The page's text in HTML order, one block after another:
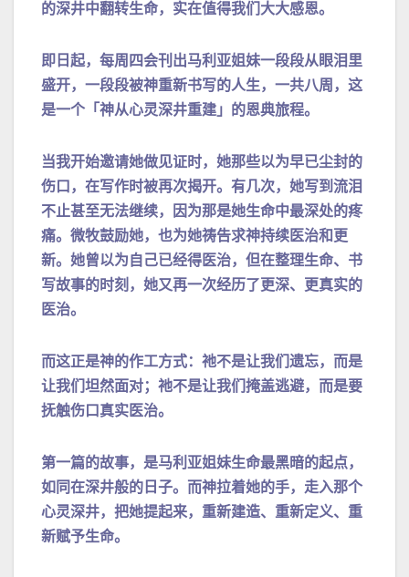
的深井中翻转生命，实在值得我们大大感恩。
即日起，每周四会刊出马利亚姐妹一段段从眼泪里
盛开，一段段被神重新书写的人生，一共八周，这
是一个「神从心灵深井重建」的恩典旅程。
当我开始邀请她做见证时，她那些以为早已尘封的
伤口，在写作时被再次揭开。有几次，她写到流泪
不止甚至无法继续，因为那是她生命中最深处的疼
痛。微牧鼓励她，也为她祷告求神持续医治和更
新。她曾以为自己已经得医治，但在整理生命、书
写故事的时刻，她又再一次经历了更深、更真实的
医治。
而这正是神的作工方式：祂不是让我们遗忘，而是
让我们坦然面对；祂不是让我们掩盖逃避，而是要
抚触伤口真实医治。
第一篇的故事，是马利亚姐妹生命最黑暗的起点，
如同在深井般的日子。而神拉着她的手，走入那个
心灵深井，把她提起来，重新建造、重新定义、重
新赋予生命。